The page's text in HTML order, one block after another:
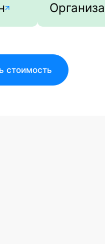
стоимость